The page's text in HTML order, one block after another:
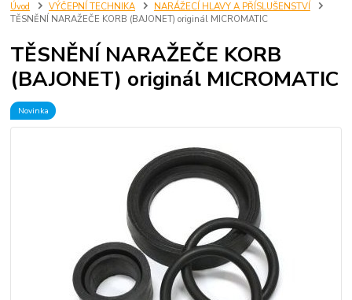
Úvod VÝČEPNÍ TECHNIKA
NARÁŽECÍ HLAVY A PŘÍSLUŠENSTVÍ
TĚSNĚNÍ NARAŽEČE KORB (BAJONET) originál MICROMATIC
TĚSNĚNÍ NARAŽEČE KORB
(BAJONET) originál MICROMATIC
Novinka